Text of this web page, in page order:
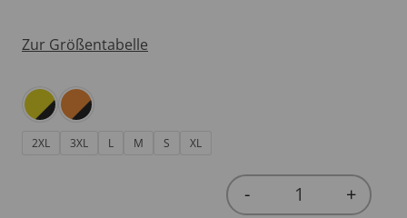
Zur Größentabelle
2XL 3XL L M S XL
Quantity
- +